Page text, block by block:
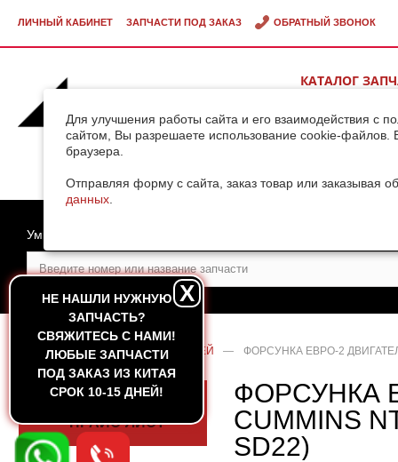
Для улучшения работы сайта и его взаимодействия с
сайтом, Вы разрешаете использование cookie-файлов.
браузера.
Отправляя форму с сайта, заказ товар или заказывая
данных
ЛИЧНЫЙ КАБИНЕТ ЗАПЧАСТИ ПОД ЗАКАЗ ОБРАТНЫЙ ЗВОНОК
КАТАЛОГ
НЕ НАШЛИ НУЖНУЮ
ЗАПЧАСТЬ?
CВЯЖИТЕСЬ С НАМИ!
ЛЮБЫЕ ЗАПЧАСТИ
ПОД ЗАКАЗ ИЗ КИТАЯ
СРОК 10-15 ДНЕЙ!
X
Умный поиск
ГЛАВНАЯ — КАТАЛОГ ЗАПЧАСТЕЙ — ФОРСУНКА EВРО-2
СКАЧАТЬ
ПРАЙС-ЛИСТ
ФОРСУНКА
CUMMINS
SD22)